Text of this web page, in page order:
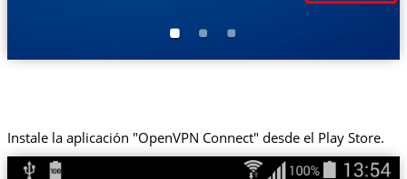
Instale la aplicación "OpenVPN Connect" desde el Play Store.